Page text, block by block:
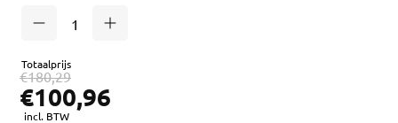
Totaalprijs
€180,29
€100,96
incl. BTW